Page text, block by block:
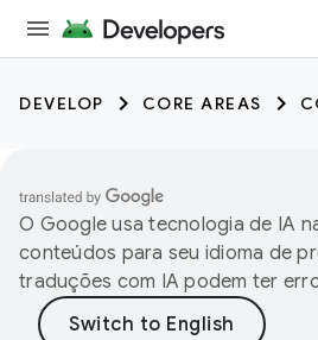
DEVELOP CORE AREAS
O Google usa tecnologia de IA
conteúdos para seu idioma de
traduções com IA podem ter